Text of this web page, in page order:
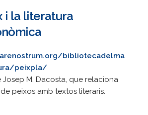
i la literatura
bibliotecadelma
peixpla/
Josep M. Dacosta, que relaciona
peixos amb textos literaris.